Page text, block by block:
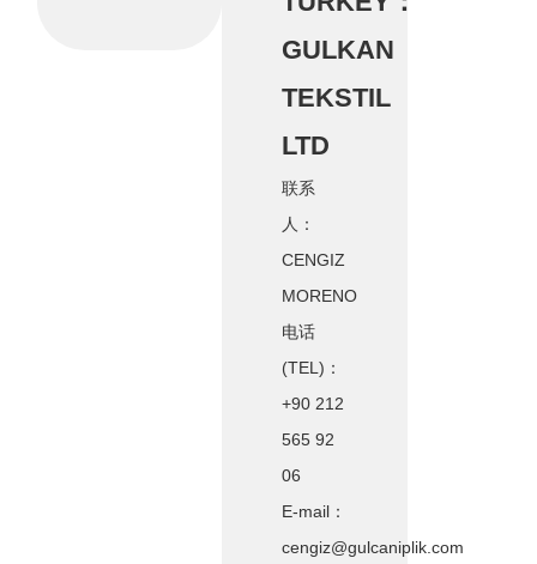
GULKAN
TEKSTIL
LTD
联系
人：
CENGIZ
MORENO
电话
(TEL)：
+90 212
565 92
06
E-mail：
cengiz@gulcaniplik.com